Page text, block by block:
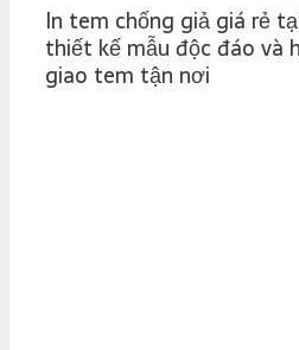
In tem chống giả giá rẻ
thiết kế mẫu độc đáo và
giao tem tận nơi